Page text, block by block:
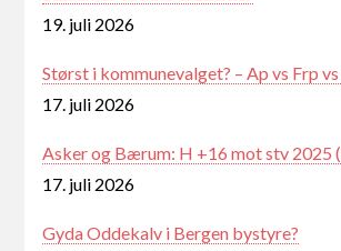
19. juli 2026
Størst i kommunevalget? – Ap vs Frp
17. juli 2026
Asker og Bærum: H +16 mot stv 2025
17. juli 2026
Gyda Oddekalv i Bergen bystyre?